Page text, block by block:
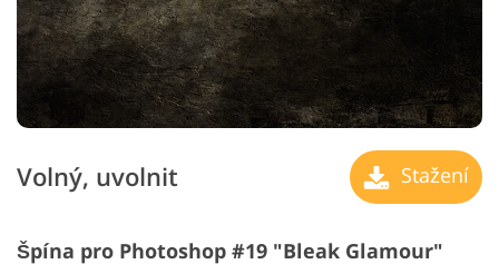
Volný, uvolnit Stažení
Špína pro Photoshop #19 "Bleak Glamour"